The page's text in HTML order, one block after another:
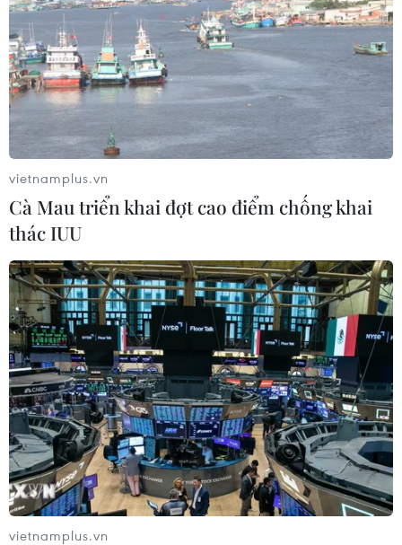
vietnamplus.vn
Cà Mau triển khai đợt cao điểm chống khai
thác IUU
vietnamplus.vn